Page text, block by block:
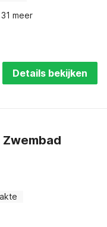
31 meer
Details bekijken
Zwembad